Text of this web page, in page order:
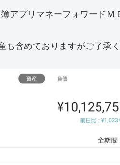
アプリマネーフォワードＭ
含めておりますがご了承く